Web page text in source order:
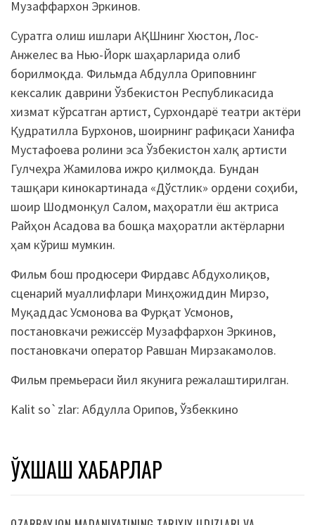
Музаффархон Эркинов.
Суратга олиш ишлари АҚШнинг Хюстон, Лос-
Анжелес ва Нью-Йорк шаҳарларида олиб
борилмоқда. Фильмда Абдулла Ориповнинг
кексалик даврини Ўзбекистон Республикасида
хизмат кўрсатган артист, Сурхондарё театри актёри
Қудратилла Бурхонов, шоирнинг рафиқаси Ханифа
Мустафоева ролини эса Ўзбекистон халқ артисти
Гулчеҳра Жамилова ижро қилмоқда. Бундан
ташқари кинокартинада «Дўстлик» ордени соҳиби,
шоир Шодмонқул Салом, маҳоратли ёш актриса
Райҳон Асадова ва бошқа маҳоратли актёрларни
ҳам кўриш мумкин.
Фильм бош продюсери Фирдавс Абдухолиқов,
сценарий муаллифлари Минҳожиддин Мирзо,
Муқаддас Усмонова ва Фурқат Усмонов,
постановкачи режиссёр Музаффархон Эркинов,
постановкачи оператор Равшан Мирзакамолов.
Фильм премьераси йил якунига режалаштирилган.
Kalit so`zlar: Абдулла Орипов,Ўзбеккино
ЎХШАШ ХАБАРЛАР